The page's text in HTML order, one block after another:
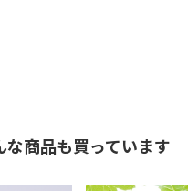
商品も買っています